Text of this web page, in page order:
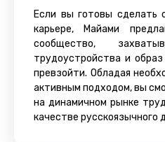
Если вы готовы сделать
карьере, Майами
сообщество,
трудоустройства и
превзойти. Обладая
активным подходом, вы
на динамичном рынке
качестве русскоязычного